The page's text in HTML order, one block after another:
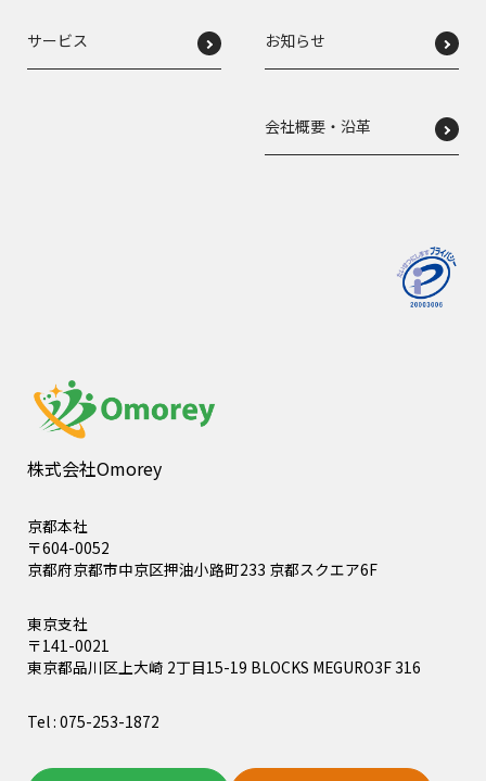
株式会社Omorey
京都本社
〒604-0052
京都府京都市中京区押油小路町233 京都スクエア6F
東京支社
〒141-0021
東京都品川区上大崎 2丁目15-19 BLOCKS MEGURO3F 316
Tel : 075-253-1872
サービス お知らせ
会社概要・沿革